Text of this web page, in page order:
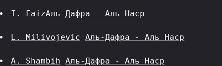
I. FaizАль-Дафра - Аль Наср
L. Milivojevic Аль-Дафра - Аль Наср
A. Shambih Аль-Дафра - Аль Наср